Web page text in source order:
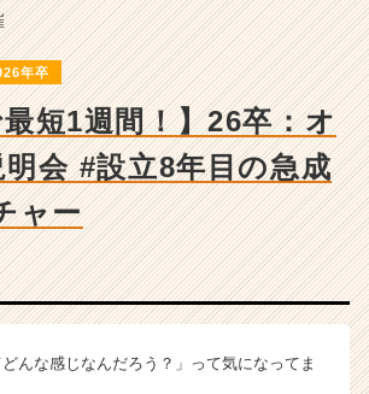
ャ
ー・
成
長
企
業
か
カ
ウ
ト
年卒
最短1週間！】26卒：オ
会 #設立8年目の急成
ャー
どんな感じなんだろう？」って気になってま